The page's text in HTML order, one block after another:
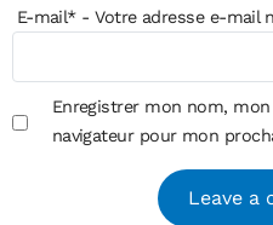
E-mail*- Votre adresse e-mail
Enregistrer mon nom,
navigateur pour mon